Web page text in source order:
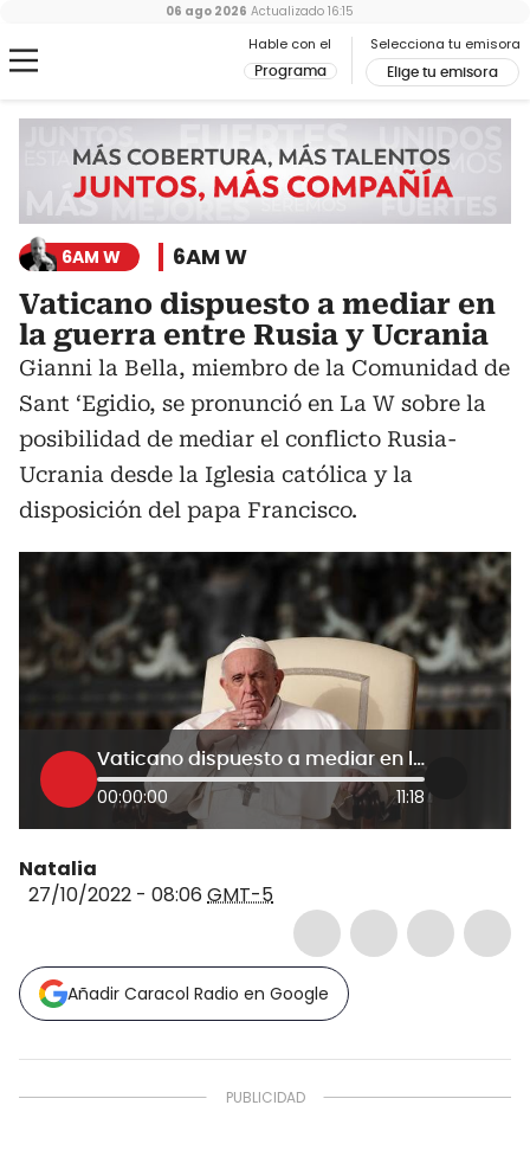
Hable con el
Programa
Selecciona tu emisora
Elige tu emisora
06 ago 2026 Actualizado 16:15
6AM W 6AM W
Vaticano dispuesto a mediar en
la guerra entre Rusia y Ucrania
Gianni la Bella, miembro de la Comunidad de
Sant ‘Egidio, se pronunció en La W sobre la
posibilidad de mediar el conflicto Rusia-
Ucrania desde la Iglesia católica y la
disposición del papa Francisco.
Vaticano dispuesto a mediar en la guerra entre Rusia y Ucrania
00:00:00 11:18
Natalia
27/10/2022 - 08:06 GMT-5
Añadir Caracol Radio en Google